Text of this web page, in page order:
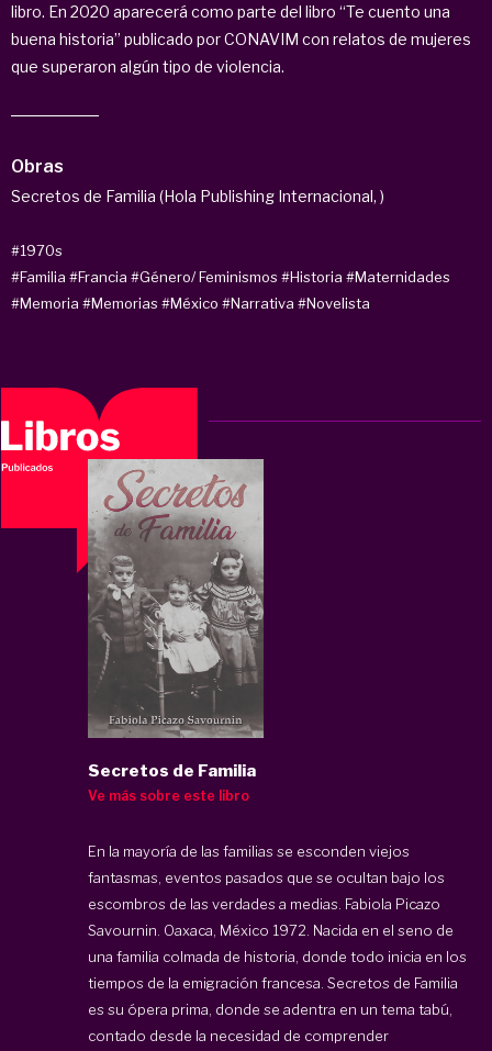
libro. En 2020 aparecerá como parte del libro “Te cuento una
buena historia” publicado por CONAVIM con relatos de mujeres
que superaron algún tipo de violencia.
Obras
Secretos de Familia (Hola Publishing Internacional, )
#1970s
#Familia #Francia #Género/ Feminismos #Historia #Maternidades
#Memoria #Memorias #México #Narrativa #Novelista
Secretos de Familia
Ve más sobre este libro
En la mayoría de las familias se esconden viejos
fantasmas, eventos pasados que se ocultan bajo los
escombros de las verdades a medias. Fabiola Picazo
Savournin. Oaxaca, México 1972. Nacida en el seno de
una familia colmada de historia, donde todo inicia en los
tiempos de la emigración francesa. Secretos de Familia
es su ópera prima, donde se adentra en un tema tabú,
contado desde la necesidad de comprender